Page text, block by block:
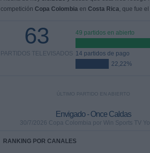
competición Copa Colombiaen Costa Rica, que fue el
63
PARTIDOS TELEVISADOS
49 partidos en abierto
14 partidos de pago
22,22%
ÚLTIMO PARTIDO EN ABIERTO
Envigado - Once Caldas
30/7/2026 Copa Colombia por Win Sports TV
RANKING POR CANALES